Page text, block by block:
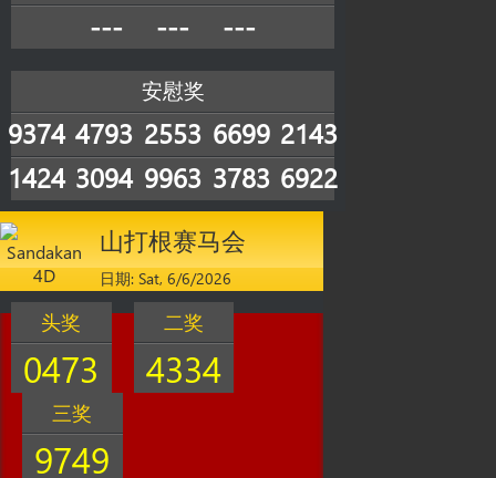
---
--- ---
安慰奖
9374 4793 2553 6699 2143
1424 3094 9963 3783 6922
山打根赛马会
日期: Sat, 6/6/2026
头奖
0473
二奖
4334
三奖
9749